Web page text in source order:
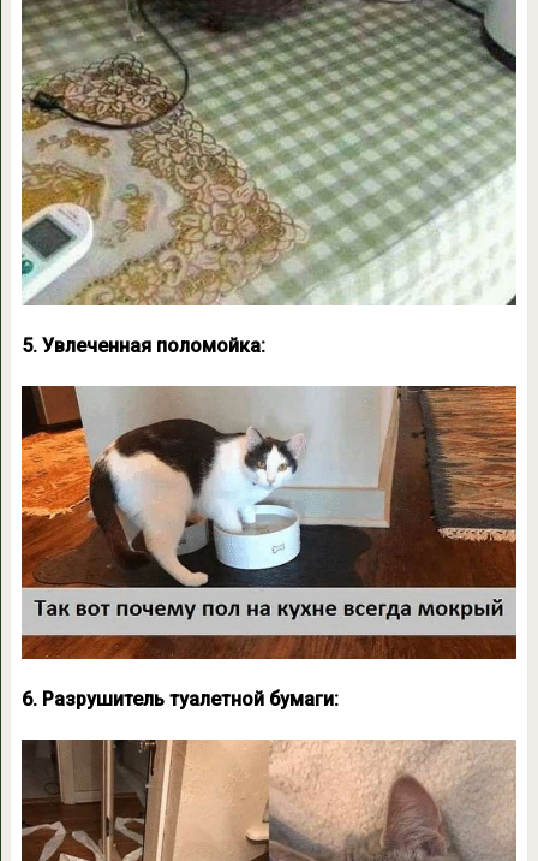
5. Увлеченная поломойка:
6. Разрушитель туалетной бумаги: